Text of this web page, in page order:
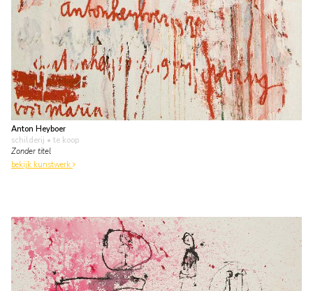
Anton Heyboer
schilderij • te koop
Zonder titel
bekijk kunstwerk